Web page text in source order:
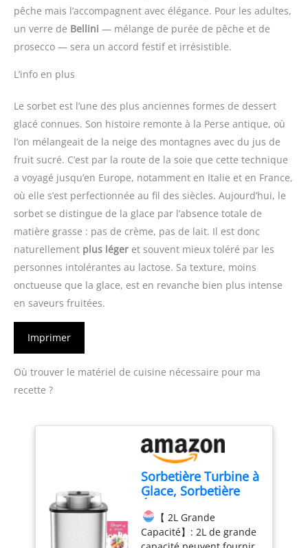
pêche mais l’accompagnent avec élégance. Pour les adultes,
un verre de Bellini — mélange de purée de pêche et de
prosecco — sera un accord festif et irrésistible.
L’info en plus
Le sorbet est l’une des plus anciennes formes de dessert
glacé connues. Son histoire remonte à la Perse antique, où
l’on mélangeait de la neige des montagnes avec du jus de
fruit sucré. C’est par la route de la soie que cette technique
a voyagé jusqu’en Europe, notamment en Italie et en France,
où elle s’est perfectionnée au fil des siècles. Aujourd’hui, le
sorbet se distingue de la glace par l’absence totale de
matière grasse : pas de crème, pas de lait. Il est donc
naturellement plus léger et souvent mieux toléré par les
personnes intolérantes au lactose. Sa texture, moins
onctueuse que la glace, est en revanche bien plus intense
en saveurs fruitées.
Imprimer
Où trouver le matériel de cuisine nécessaire pour ma
recette ?
Sorbetière Turbine à
Glace, Sorbetière
à Glace en Acier
Inoxydable, 2L
【 2L Grande
Capacité】: 2L de grande